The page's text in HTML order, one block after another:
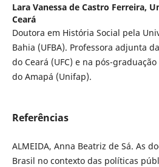
Lara Vanessa de Castro Ferreira,
Ceará
Doutora em História Social pela
Bahia (UFBA). Professora adjunta
do Ceará (UFC) e na pós-
do Amapá (Unifap).
Referências
ALMEIDA, Anna Beatriz de Sá. As
Brasil no contexto das políticas